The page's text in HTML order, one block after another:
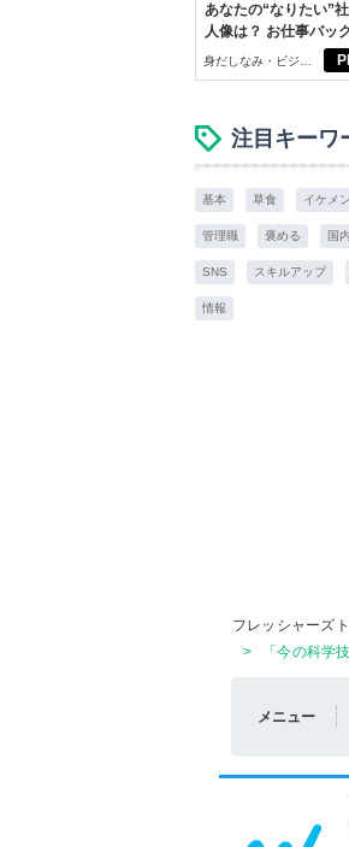
あなたの“なりたい”
人像は？ お仕事バッ
びから始める新生活
身だしなみ・ビジネ
スアイテム
注目キーワ
基本 草食 イケメン
管理職 褒める 国
SNS スキルアップ
情報
フレッシャーズ
>
「今の科学
メニュー